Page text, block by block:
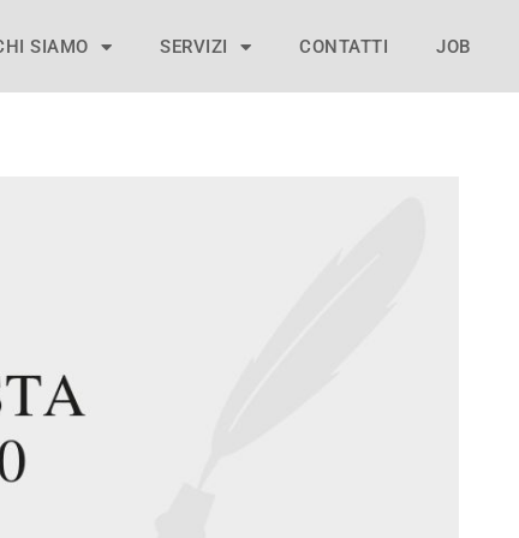
SIAMO SERVIZI CONTATTI JOB